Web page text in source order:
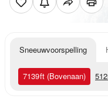
Sneeuwvoorspelling
7139ft (Bovenaan)